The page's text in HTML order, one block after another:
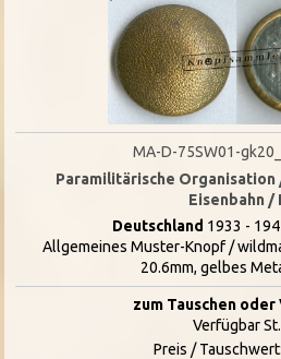
MA-D-75SW01-
Paramilitärische
Eisenbahn /
Deutschland 1933 -
Allgemeines Muster-Knopf /
20.6mm, gelbes
zum Tauschen
Verfügbar
Preis / Tauschwert: